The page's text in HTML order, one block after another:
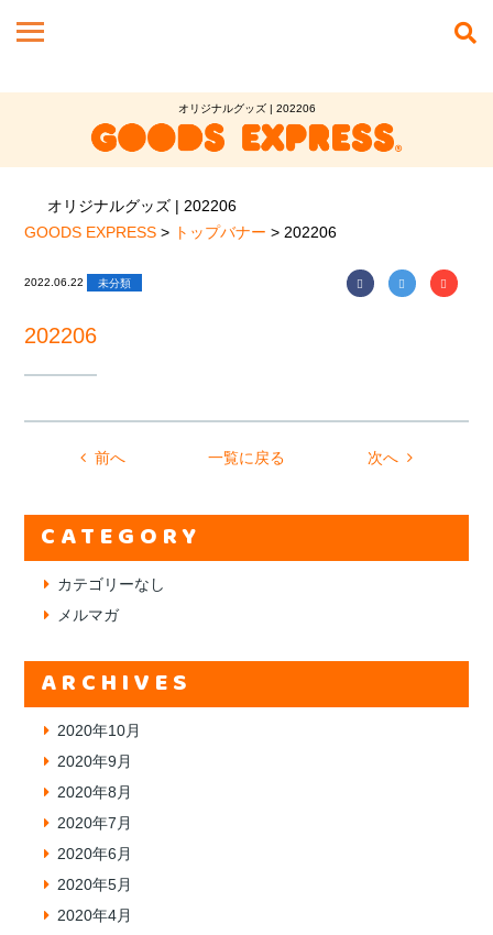
オリジナルグッズ | 202206
オリジナルグッズ | 202206
GOODS EXPRESS > トップバナー > 202206
2022.06.22 未分類
202206
前へ 一覧に戻る 次へ
CATEGORY
カテゴリーなし
メルマガ
ARCHIVES
2020年10月
2020年9月
2020年8月
2020年7月
2020年6月
2020年5月
2020年4月